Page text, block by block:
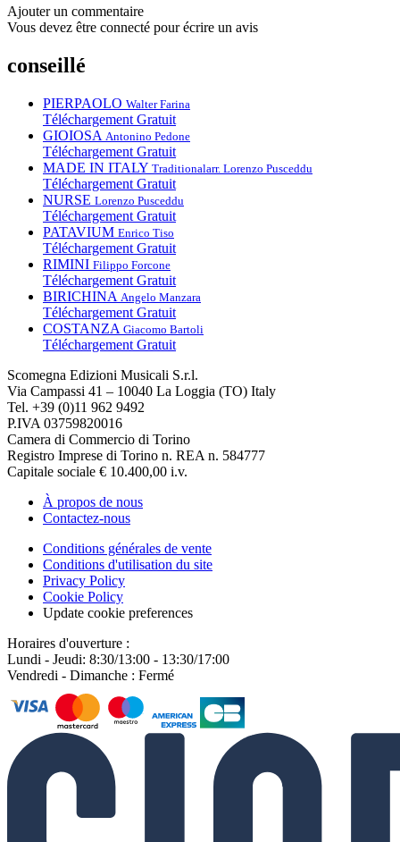
Ajouter un commentaire
Vous devez être connecté pour écrire un avis
conseillé
PIERPAOLO Walter Farina
Téléchargement Gratuit
GIOIOSA Antonino Pedone
Téléchargement Gratuit
MADE IN ITALY Traditionalarr. Lorenzo Pusceddu
Téléchargement Gratuit
NURSE Lorenzo Pusceddu
Téléchargement Gratuit
PATAVIUM Enrico Tiso
Téléchargement Gratuit
RIMINI Filippo Forcone
Téléchargement Gratuit
BIRICHINA Angelo Manzara
Téléchargement Gratuit
COSTANZA Giacomo Bartoli
Téléchargement Gratuit
Scomegna Edizioni Musicali S.r.l.
Via Campassi 41 – 10040 La Loggia (TO) Italy
Tel. +39 (0)11 962 9492
P.IVA 03759820016
Camera di Commercio di Torino
Registro Imprese di Torino n. REA n. 584777
Capitale sociale € 10.400,00 i.v.
À propos de nous
Contactez-nous
Conditions générales de vente
Conditions d'utilisation du site
Privacy Policy
Cookie Policy
Update cookie preferences
Horaires d'ouverture :
Lundi - Jeudi: 8:30/13:00 - 13:30/17:00
Vendredi - Dimanche : Fermé